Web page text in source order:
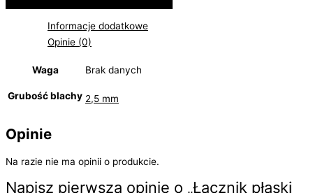
Informacje dodatkowe
Opinie (0)
Waga Brak danych
Grubość blachy 2,5 mm
Opinie
Na razie nie ma opinii o produkcie.
Napisz pierwszą opinię o „Łącznik płaski